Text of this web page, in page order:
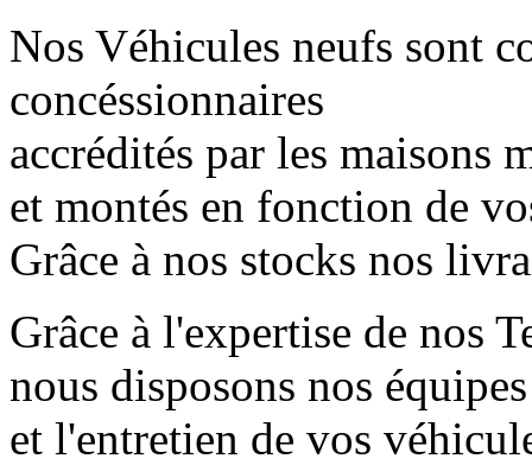
Nos Véhicules neufs sont
concéssionnaires
accrédités par les maisons
et montés en fonction de
Grâce à nos stocks nos
Grâce à l'expertise de nos
nous disposons nos
et l'entretien de vos